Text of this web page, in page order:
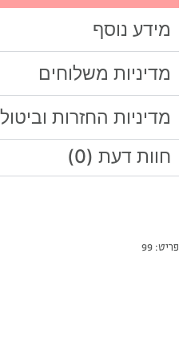
מידע נוסף
מדיניות משלוחים
מדיניות החזרות
חוות דעת (0)
פריט: 99